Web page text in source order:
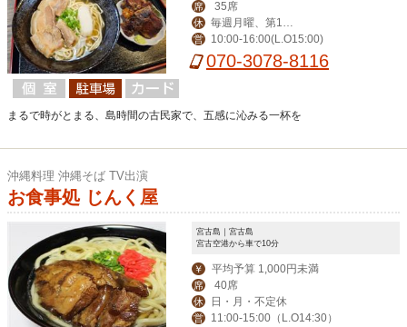
席 35席
休
毎週月曜、第1と
月末の日曜日
営 10:00-16:00(L.O15:00)
070-3078-8116
まるで時がとまる、島時間の古民家で、五感に沁みる一杯を
沖縄料理 沖縄そば TV出演
お食事処 じんく屋
宮古島｜宮古島
宮古空港から車で10分
￥ 平均予算 1,000円未満
席 40席
休 日・月・不定休
営 11:00-15:00（L.O14:30）